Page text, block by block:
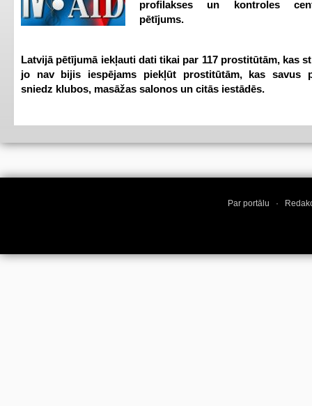
profilakses un kontroles
pētījums.
Latvijā pētījumā iekļauti dati tikai par 117 prostitūtām, kas
jo nav bijis iespējams piekļūt prostitūtām, kas savus
sniedz klubos, masāžas salonos un citās iestādēs.
Par portālu ·